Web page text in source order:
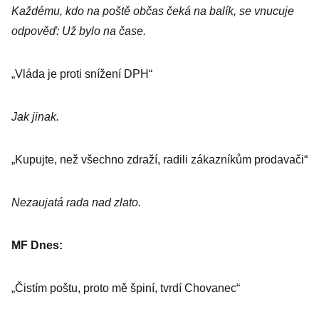
Každému, kdo na poště občas čeká na balík, se vnucuje
odpověď: Už bylo na čase.
„Vláda je proti snížení DPH“
Jak jinak.
„Kupujte, než všechno zdraží, radili zákazníkům prodavači“
Nezaujatá rada nad zlato.
MF Dnes:
„Čistím poštu, proto mě špiní, tvrdí Chovanec“